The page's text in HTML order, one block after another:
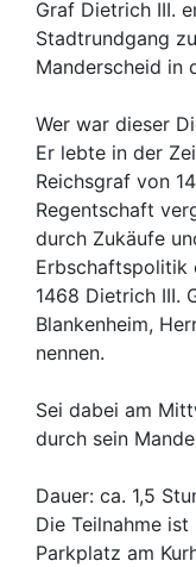
Graf Dietrich III.
Stadtrundgang
Manderscheid in
Wer war dieser
Er lebte in der
Reichsgraf von
Regentschaft
durch Zukäufe
Erbschaftspolitik
1468 Dietrich III.
Blankenheim,
nennen.
Sei dabei am
durch sein
Dauer: ca. 1,5
Die Teilnahme
Parkplatz am